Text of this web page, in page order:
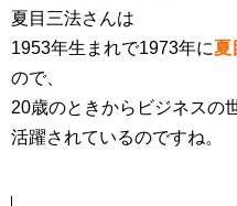
夏目三法さんは
1953年生まれで1973年に夏
ので、
20歳のときからビジネスの
活躍されているのですね。